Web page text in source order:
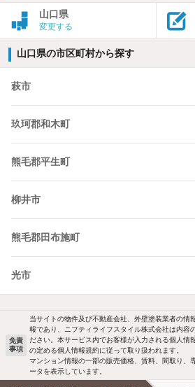
山口県
変更する
山口県の市区町村から探す
萩市
玖珂郡和木町
熊毛郡平生町
柳井市
熊毛郡田布施町
光市
免責
事項
当サイトの物件及び不動産会社、外壁塗装業者の情
報であり、ニフティライフスタイル株式会社は内容
ださい。本サービス内でお客様が入力される個人情
の定める個人情報規約に従って取り扱われます。
マンション情報の一部の販売価格、賃料、間取り、
ータを表示しています。